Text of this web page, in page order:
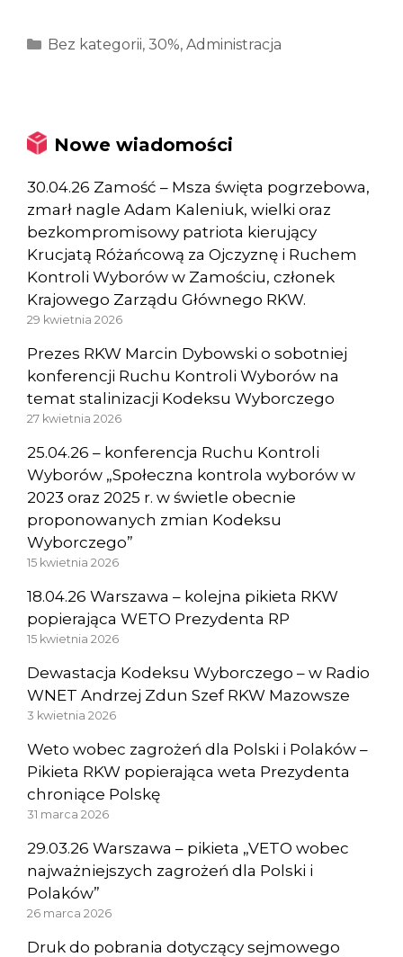
Kategorie
Bez kategorii, 30%, Administracja
Nowe wiadomości
30.04.26 Zamość – Msza święta pogrzebowa,
zmarł nagle Adam Kaleniuk, wielki oraz
bezkompromisowy patriota kierujący
Krucjatą Różańcową za Ojczyznę i Ruchem
Kontroli Wyborów w Zamościu, członek
Krajowego Zarządu Głównego RKW.
29 kwietnia 2026
Prezes RKW Marcin Dybowski o sobotniej
konferencji Ruchu Kontroli Wyborów na
temat stalinizacji Kodeksu Wyborczego
27 kwietnia 2026
25.04.26 – konferencja Ruchu Kontroli
Wyborów „Społeczna kontrola wyborów w
2023 oraz 2025 r. w świetle obecnie
proponowanych zmian Kodeksu
Wyborczego”
15 kwietnia 2026
18.04.26 Warszawa – kolejna pikieta RKW
popierająca WETO Prezydenta RP
15 kwietnia 2026
Dewastacja Kodeksu Wyborczego – w Radio
WNET Andrzej Zdun Szef RKW Mazowsze
3 kwietnia 2026
Weto wobec zagrożeń dla Polski i Polaków –
Pikieta RKW popierająca weta Prezydenta
chroniące Polskę
31 marca 2026
29.03.26 Warszawa – pikieta „VETO wobec
najważniejszych zagrożeń dla Polski i
Polaków”
26 marca 2026
Druk do pobrania dotyczący sejmowego